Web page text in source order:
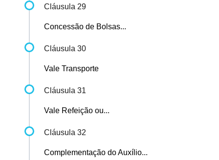
Cláusula 29
Concessão de Bolsas...
Cláusula 30
Vale Transporte
Cláusula 31
Vale Refeição ou...
Cláusula 32
Complementação do Auxílio...